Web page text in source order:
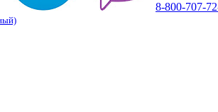
8-800-707-